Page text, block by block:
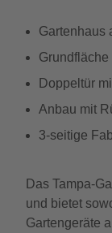
Gartenhaus
Grundfläche
Doppeltür
Anbau mit
3-seitige
Das Tampa-
und bietet
Gartengeräte